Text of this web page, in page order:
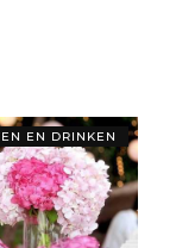
EN DRINKEN